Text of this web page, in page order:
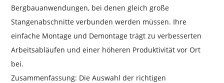
Bergbauanwendungen, bei denen gleich große
Stangenabschnitte verbunden werden müssen. Ihre
einfache Montage und Demontage trägt zu verbesserten
Arbeitsabläufen und einer höheren Produktivität vor Ort
bei.
Zusammenfassung: Die Auswahl der richtigen